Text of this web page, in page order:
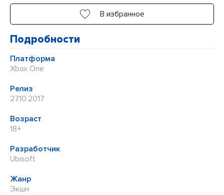
В избранное
Подробности
Платформа
Xbox One
Релиз
27.10.2017
Возраст
18+
Разработчик
Ubisoft
Жанр
Экшн